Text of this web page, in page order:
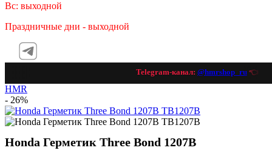
Вс: выходной
Праздничные дни - выходной
Telegram-канал:@hmrshop_ru👈
HMR
- 26%
Honda Герметик Three Bond 1207B